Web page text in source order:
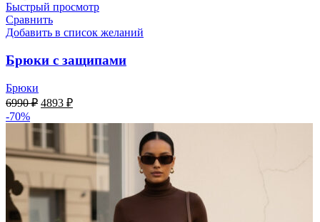
Быстрый просмотр
Сравнить
Добавить в список желаний
Брюки с защипами
Брюки
6990₽ Первоначальная
составляла
4893 ₽Текущая
4893 ₽.
-70%